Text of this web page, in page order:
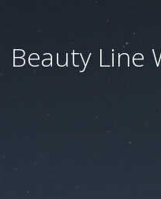
Beauty Line